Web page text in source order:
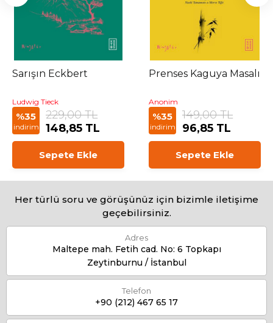
Sarışın Eckbert
Ludwig Tieck
%35
indirim
229,00 TL
148,85 TL
Sepete Ekle
Prenses Kaguya Masalı
Anonim
%35
indirim
149,00 TL
96,85 TL
Sepete Ekle
Her türlü soru ve görüşünüz için bizimle iletişime
geçebilirsiniz.
Adres
Maltepe mah. Fetih cad. No: 6 Topkapı
Zeytinburnu / İstanbul
Telefon
+90 (212) 467 65 17